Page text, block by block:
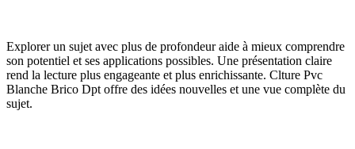
Explorer un sujet avec plus de profondeur aide à mieux comprendre
son potentiel et ses applications possibles. Une présentation claire
rend la lecture plus engageante et plus enrichissante. Clture Pvc
Blanche Brico Dpt offre des idées nouvelles et une vue complète du
sujet.